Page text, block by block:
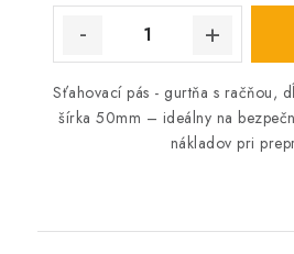
Sťahovací pás - gurtňa s račňou,
šírka 50mm – ideálny na
nákladov pri